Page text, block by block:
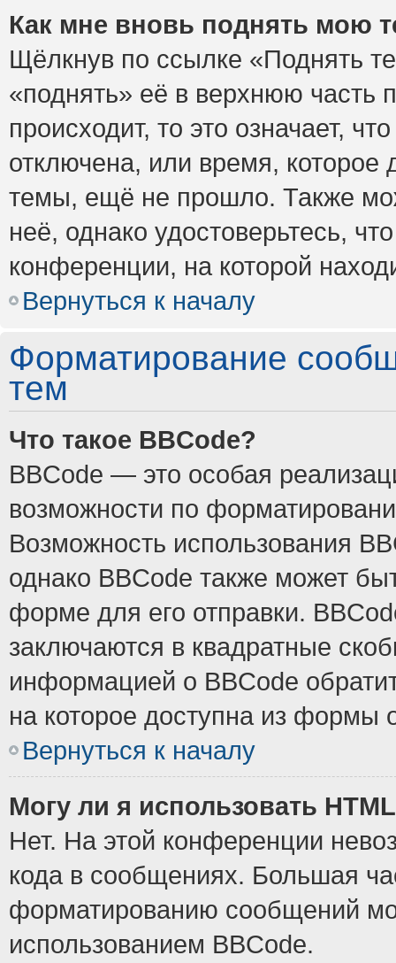
Как мне вновь поднять мою
Щёлкнув по ссылке «Поднять
«поднять» её в верхнюю часть
происходит, то это означает,
отключена, или время, которое
темы, ещё не прошло. Также
неё, однако удостоверьтесь,
конференции, на которой
Вернуться к началу
Форматирование
тем
Что такое BBCode?
BBCode — это особая
возможности по
Возможность использования
однако BBCode также может
форме для его отправки.
заключаются в квадратные
информацией о BBCode
на которое доступна из формы
Вернуться к началу
Могу ли я использовать
Нет. На этой конференции
кода в сообщениях. Большая
форматированию сообщений
использованием BBCode.